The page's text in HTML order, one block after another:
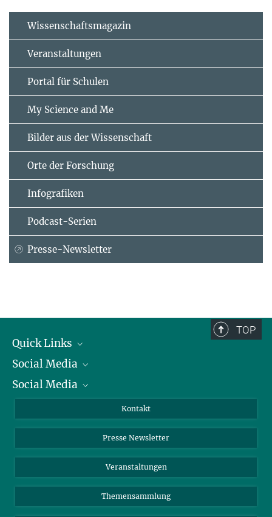
Wissenschaftsmagazin
Veranstaltungen
Portal für Schulen
My Science and Me
Bilder aus der Wissenschaft
Orte der Forschung
Infografiken
Podcast-Serien
Presse-Newsletter
TOP
Quick Links
Präsident
Zahlen und Fakten
Social Media
Bluesky
TikTok
Social Media
Instagram
YouTube
Kontakt
Presse Newsletter
Veranstaltungen
Themensammlung